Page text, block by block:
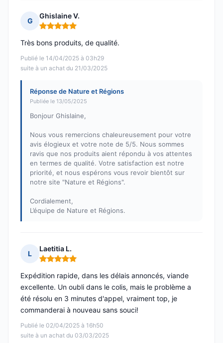
G
Ghislaine V.
Note : 5 sur 5
Publié le 14/04/2025 à 03h29
suite à un achat du 21/03/2025
Très bons produits, de qualité.
Réponse de Nature et Régions
Publiée le 13/05/2025
Bonjour Ghislaine,
Nous vous remercions chaleureusement pour votre
avis élogieux et votre note de 5/5. Nous sommes
ravis que nos produits aient répondu à vos attentes
en termes de qualité. Votre satisfaction est notre
priorité, et nous espérons vous revoir bientôt sur
notre site "Nature et Régions".
Cordialement,
L’équipe de Nature et Régions.
L
Laetitia L.
Note : 5 sur 5
Publié le 02/04/2025 à 16h50
suite à un achat du 03/03/2025
Expédition rapide, dans les délais annoncés, viande
excellente. Un oubli dans le colis, mais le problème a
été résolu en 3 minutes d'appel, vraiment top, je
commanderai à nouveau sans souci!